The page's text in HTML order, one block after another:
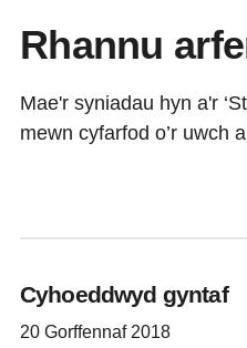
Rhannu
Mae'r syniadau hyn a'r
mewn cyfarfod o’r uwch
Cyhoeddwyd gyntaf
20 Gorffennaf 2018